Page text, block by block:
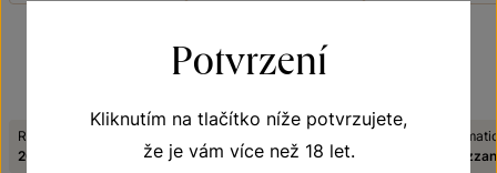
FILTROVAT
Ročník:
2021
U lipky
Blue line
Potvrzení
Kliknutím na tlačítko níže potvrzujete,
že je vám více než 18 let.